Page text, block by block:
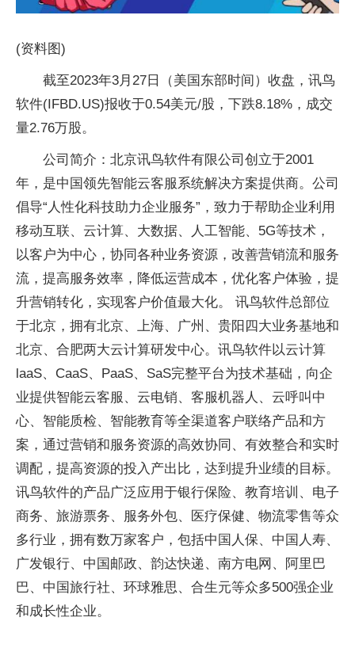
(资料图)
截至2023年3月27日（美国东部时间）收盘，讯鸟
软件(IFBD.US)报收于0.54美元/股，下跌8.18%，成交
量2.76万股。
公司简介：北京讯鸟软件有限公司创立于2001
年，是中国领先智能云客服系统解决方案提供商。公司
倡导“人性化科技助力企业服务”，致力于帮助企业利用
移动互联、云计算、大数据、人工智能、5G等技术，
以客户为中心，协同各种业务资源，改善营销流和服务
流，提高服务效率，降低运营成本，优化客户体验，提
升营销转化，实现客户价值最大化。 讯鸟软件总部位
于北京，拥有北京、上海、广州、贵阳四大业务基地和
北京、合肥两大云计算研发中心。讯鸟软件以云计算
laaS、CaaS、PaaS、SaS完整平台为技术基础，向企
业提供智能云客服、云电销、客服机器人、云呼叫中
心、智能质检、智能教育等全渠道客户联络产品和方
案，通过营销和服务资源的高效协同、有效整合和实时
调配，提高资源的投入产出比，达到提升业绩的目标。
讯鸟软件的产品广泛应用于银行保险、教育培训、电子
商务、旅游票务、服务外包、医疗保健、物流零售等众
多行业，拥有数万家客户，包括中国人保、中国人寿、
广发银行、中国邮政、韵达快递、南方电网、阿里巴
巴、中国旅行社、环球雅思、合生元等众多500强企业
和成长性企业。